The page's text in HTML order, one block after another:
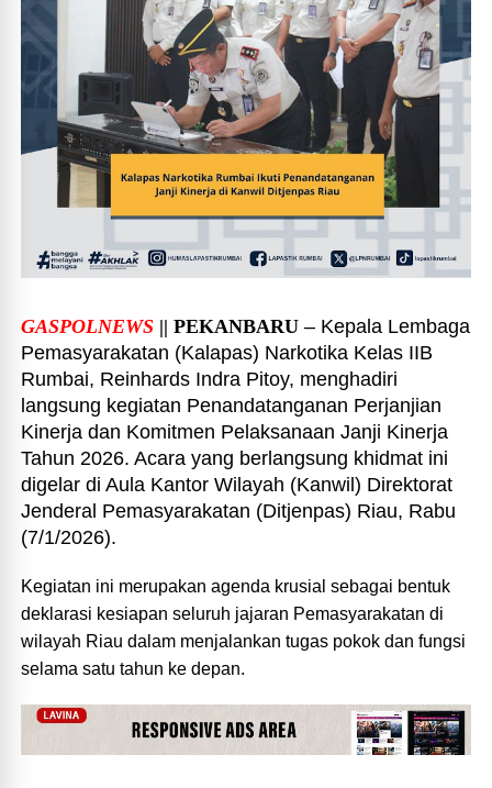
GASPOLNEWS || PEKANBARU – Kepala Lembaga
Pemasyarakatan (Kalapas) Narkotika Kelas IIB
Rumbai, Reinhards Indra Pitoy, menghadiri
langsung kegiatan Penandatanganan Perjanjian
Kinerja dan Komitmen Pelaksanaan Janji Kinerja
Tahun 2026. Acara yang berlangsung khidmat ini
digelar di Aula Kantor Wilayah (Kanwil) Direktorat
Jenderal Pemasyarakatan (Ditjenpas) Riau, Rabu
(7/1/2026).
Kegiatan ini merupakan agenda krusial sebagai bentuk
deklarasi kesiapan seluruh jajaran Pemasyarakatan di
wilayah Riau dalam menjalankan tugas pokok dan fungsi
selama satu tahun ke depan.